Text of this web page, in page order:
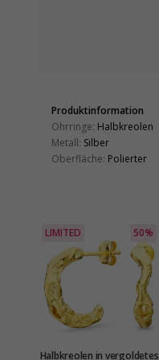
Produktinformation
Ohrringe: Halbkreolen
Metall: Silber
Oberfläche: Polierter
LIMITED 50%
Halbkreolen in vergoldetes